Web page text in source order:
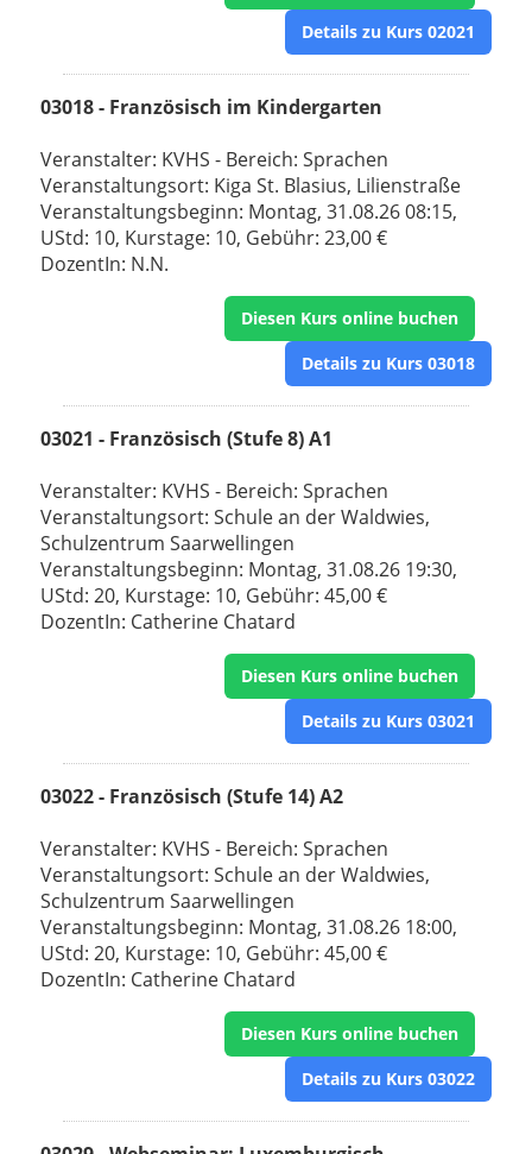
Details zu Kurs 02021
03018 - Französisch im Kindergarten
Veranstalter: KVHS - Bereich: Sprachen
Veranstaltungsort: Kiga St. Blasius, Lilienstraße
Veranstaltungsbeginn: Montag, 31.08.26 08:15,
UStd: 10, Kurstage: 10, Gebühr: 23,00 €
DozentIn: N.N.
Diesen Kurs online buchen
Details zu Kurs 03018
03021 - Französisch (Stufe 8) A1
Veranstalter: KVHS - Bereich: Sprachen
Veranstaltungsort: Schule an der Waldwies,
Schulzentrum Saarwellingen
Veranstaltungsbeginn: Montag, 31.08.26 19:30,
UStd: 20, Kurstage: 10, Gebühr: 45,00 €
DozentIn: Catherine Chatard
Diesen Kurs online buchen
Details zu Kurs 03021
03022 - Französisch (Stufe 14) A2
Veranstalter: KVHS - Bereich: Sprachen
Veranstaltungsort: Schule an der Waldwies,
Schulzentrum Saarwellingen
Veranstaltungsbeginn: Montag, 31.08.26 18:00,
UStd: 20, Kurstage: 10, Gebühr: 45,00 €
DozentIn: Catherine Chatard
Diesen Kurs online buchen
Details zu Kurs 03022